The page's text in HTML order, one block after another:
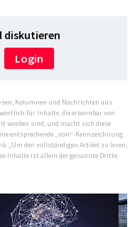
diskutieren
Login
Kolumnen und Nachrichten aus
für Inhalte, die erkennbar von
worden sind, und macht sich diese
entsprechende „von“-Kennzeichnung
„Um den vollständigen Artikel zu lesen,
Inhalte ist allein der genannte Dritte.